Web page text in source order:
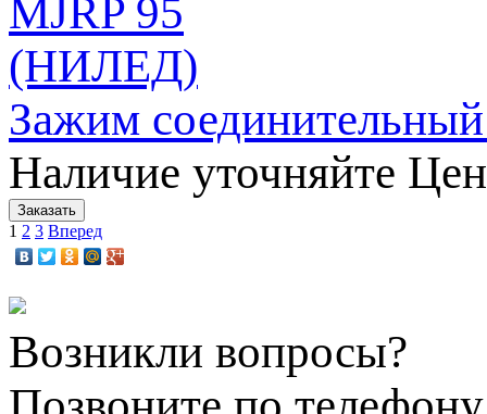
Зажим
Наличие уточняйте
1 2 3 Вперед
Возникли вопросы?